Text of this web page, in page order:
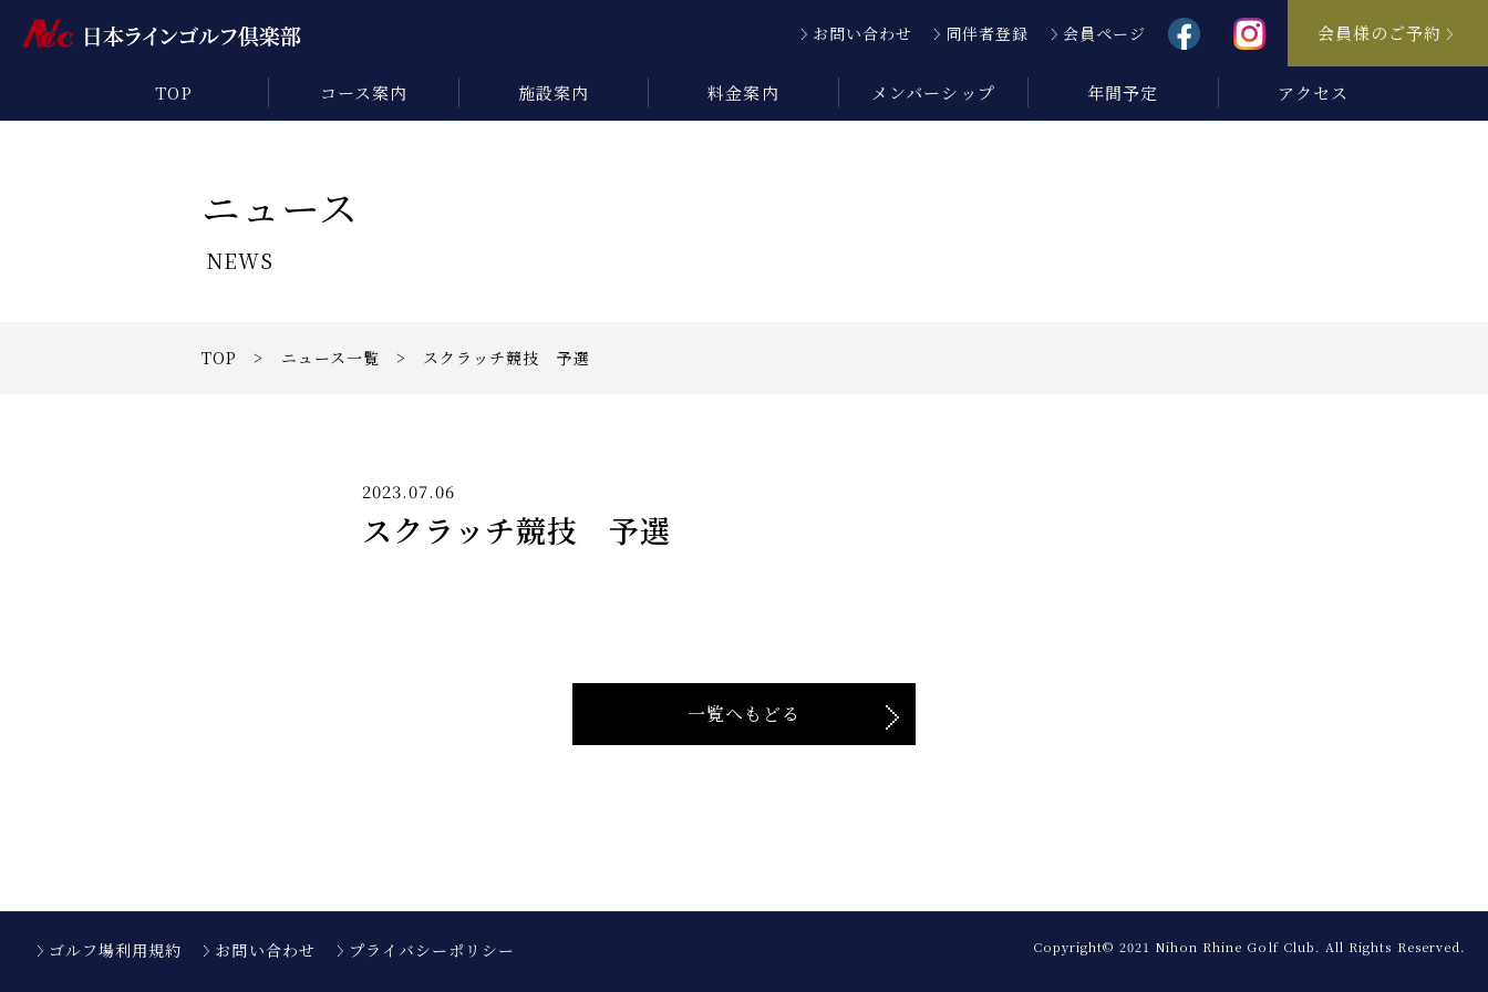
お問い合わせ 同伴者登録 会員ページ 会員様のご予約
TOP コース案内 施設案内 料金案内 メンバーシップ 年間予定 アクセス
ニュース
NEWS
TOP > ニュース一覧 > スクラッチ競技 予選
2023.07.06
スクラッチ競技 予選
一覧へもどる
ゴルフ場利用規約 お問い合わせ プライバシーポリシー Copyright© 2021 Nihon Rhine Golf Club. All Rights Reserved.